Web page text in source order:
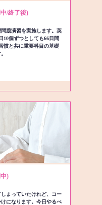
/終了後)
題演習を実施します。英
10個ずつとしても66日間
慣と共に重要科目の基礎
)
まっていたけれど、コー
になります。今日やるべ